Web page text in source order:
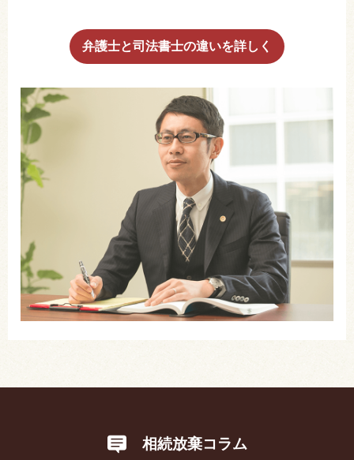
弁護士と司法書士の違いを詳しく
相続放棄コラム